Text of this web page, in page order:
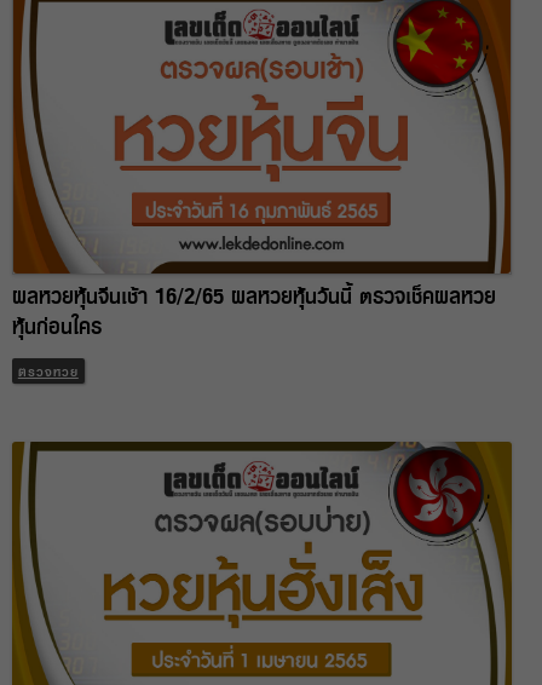
ผลหวยหุ้นจีนเช้า 16/2/65 ผลหวยหุ้นวันนี้ ตรวจเช็คผลหวย
หุ้นก่อนใคร
ตรวจหวย